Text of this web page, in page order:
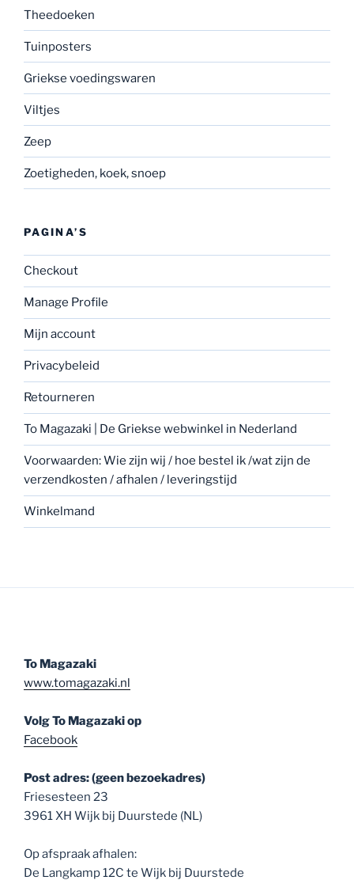
Theedoeken
Tuinposters
Griekse voedingswaren
Viltjes
Zeep
Zoetigheden, koek, snoep
PAGINA’S
Checkout
Manage Profile
Mijn account
Privacybeleid
Retourneren
To Magazaki | De Griekse webwinkel in Nederland
Voorwaarden: Wie zijn wij / hoe bestel ik /wat zijn de
verzendkosten / afhalen / leveringstijd
Winkelmand
To Magazaki
www.tomagazaki.nl
Volg To Magazaki op
Facebook
Post adres: (geen bezoekadres)
Friesesteen 23
3961 XH Wijk bij Duurstede (NL)
Op afspraak afhalen:
De Langkamp 12C te Wijk bij Duurstede